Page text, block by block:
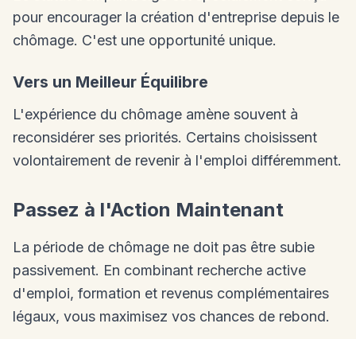
pour encourager la création d'entreprise depuis le
chômage. C'est une opportunité unique.
Vers un Meilleur Équilibre
L'expérience du chômage amène souvent à
reconsidérer ses priorités. Certains choisissent
volontairement de revenir à l'emploi différemment.
Passez à l'Action Maintenant
La période de chômage ne doit pas être subie
passivement. En combinant recherche active
d'emploi, formation et revenus complémentaires
légaux, vous maximisez vos chances de rebond.